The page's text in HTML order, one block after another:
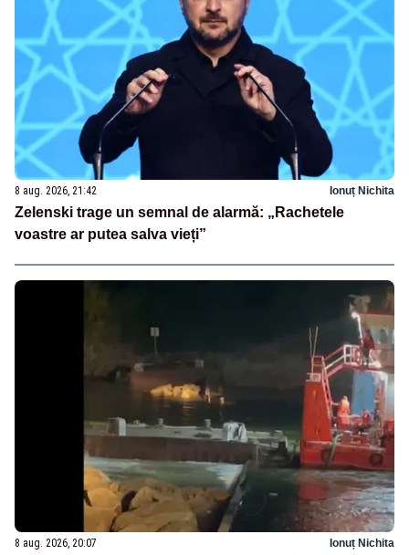
8 aug. 2026, 21:42 Ionuț Nichita
Zelenski trage un semnal de alarmă: „Rachetele
voastre ar putea salva vieți”
8 aug. 2026, 20:07 Ionuț Nichita